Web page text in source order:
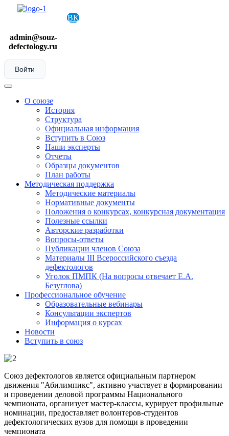
Skip
ВК
admin@souz-
defectology.ru
Войти
Menu
О союзе
История
Структура
Официальная информация
Вступить в Союз
Наши эксперты
Отчеты
Образцы документов
План работы
Методическая поддержка
Методические материалы
Нормативные документы
Положения о конкурсах, конкурсная документация
Полезные ссылки
Авторские разработки
Вопросы-ответы
Публикации членов Союза
Материалы III Всероссийского съезда
дефектологов
Уголок ПМПК (На вопросы отвечает Е.А.
Безуглова)
Профессиональное обучение
Образовательные вебинары
Консультации экспертов
Информация о курсах
Новости
Вступить в союз
Союз дефектологов является официальным партнером
движения "Абилимпикс", активно участвует в формировании
и проведении деловой программы Национального
чемпионата, организует мастер-классы, курирует профильные
номинации, предоставляет волонтеров-студентов
дефектологических вузов для помощи в проведении
чемпионата